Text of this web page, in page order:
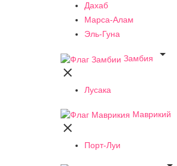
Дахаб
Марса-Алам
Эль-Гуна
Замбия


Лусака
Маврикий

Порт-Луи